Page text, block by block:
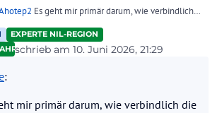
Es geht mir primär darum, wie verbindlich
mit dem RV ist
EXPERTE NIL-REGION
schrieb am 10. Juni 2026, 21:29
zuletzt editiert von
:
mir primär darum, wie verbindlich die